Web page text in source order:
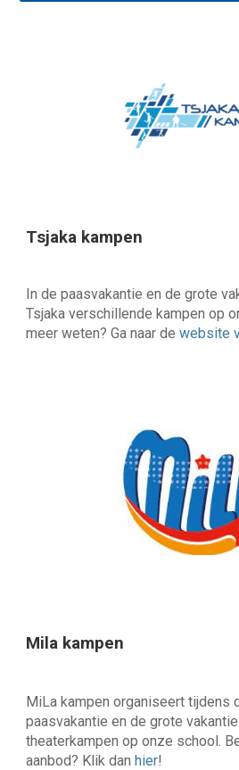
Tsjaka kampen
In de paasvakantie en de grote
Tsjaka verschillende kampen op
meer weten? Ga naar dewebsite
Mila kampen
MiLa kampen organiseert tijdens
paasvakantie en de grote
theaterkampen op onze school.
aanbod? Klik danhier!